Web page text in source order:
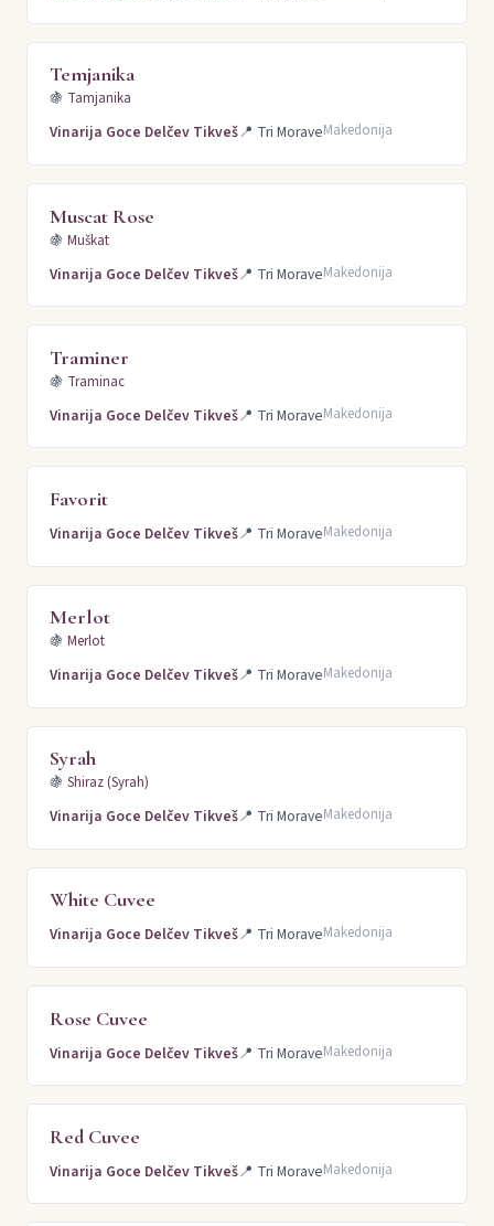
Temjanika
🍇 Tamjanika
Vinarija Goce Delčev Tikveš📍 Tri MoraveMakedonija
Muscat Rose
🍇 Muškat
Vinarija Goce Delčev Tikveš📍 Tri MoraveMakedonija
Traminer
🍇 Traminac
Vinarija Goce Delčev Tikveš📍 Tri MoraveMakedonija
Favorit
Vinarija Goce Delčev Tikveš📍 Tri MoraveMakedonija
Merlot
🍇 Merlot
Vinarija Goce Delčev Tikveš📍 Tri MoraveMakedonija
Syrah
🍇 Shiraz (Syrah)
Vinarija Goce Delčev Tikveš📍 Tri MoraveMakedonija
White Cuvee
Vinarija Goce Delčev Tikveš📍 Tri MoraveMakedonija
Rose Cuvee
Vinarija Goce Delčev Tikveš📍 Tri MoraveMakedonija
Red Cuvee
Vinarija Goce Delčev Tikveš📍 Tri MoraveMakedonija